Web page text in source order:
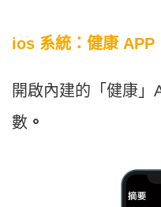
ios 系統：健康 APP
開啟內建的「健康」
數 。